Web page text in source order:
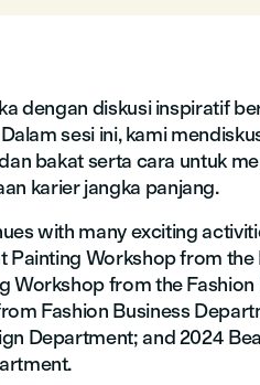
dengan diskusi inspiratif
sesi ini, kami
bakat serta cara untuk
karier jangka panjang.
with many exciting
Painting Workshop from
Workshop from the Fashion
Fashion Business
Department; and 2024